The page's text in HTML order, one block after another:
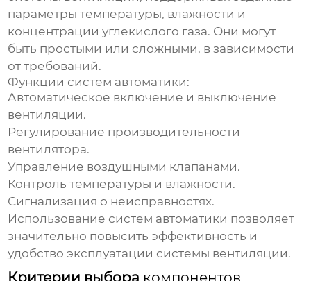
параметры температуры, влажности и
концентрации углекислого газа. Они могут
быть простыми или сложными, в зависимости
от требований.
Функции систем автоматики:
Автоматическое включение и выключение
вентиляции.
Регулирование производительности
вентилятора.
Управление воздушными клапанами.
Контроль температуры и влажности.
Сигнализация о неисправностях.
Использование систем автоматики позволяет
значительно повысить эффективность и
удобство эксплуатации системы вентиляции.